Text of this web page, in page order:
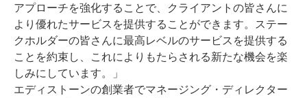
アプローチを強化することで、クライアントの皆さんに
より優れたサービスを提供することができます。ステー
クホルダーの皆さんに最高レベルのサービスを提供する
ことを約束し、これによりもたらされる新たな機会を楽
しみにしています。」
エディストーンの創業者でマネージング・ディレクター